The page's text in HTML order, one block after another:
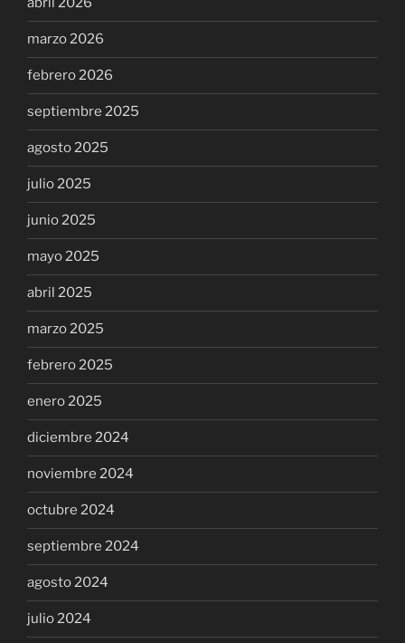
marzo 2026
febrero 2026
septiembre 2025
agosto 2025
julio 2025
junio 2025
mayo 2025
abril 2025
marzo 2025
febrero 2025
enero 2025
diciembre 2024
noviembre 2024
octubre 2024
septiembre 2024
agosto 2024
julio 2024